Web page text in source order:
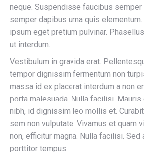
neque. Suspendisse faucibus semper
semper dapibus urna quis
ipsum eget pretium pulvinar.
ut interdum.
Vestibulum in gravida erat.
tempor dignissim fermentum non
massa id ex placerat interdum a non
porta malesuada. Nulla facilisi. Mauris
nibh, id dignissim leo mollis et.
sem non vulputate. Vivamus et quam
non, efficitur magna. Nulla facilisi. Sed
porttitor tempus.